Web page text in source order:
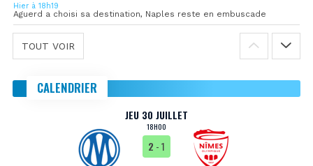
Hier à 18h19
Aguerd a choisi sa destination, Naples reste en embuscade
TOUT VOIR
CALENDRIER
JEU 30 JUILLET
18H00
2 - 1